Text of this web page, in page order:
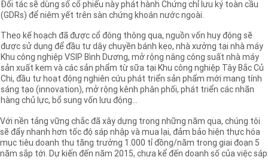
Đối tác sẽ dùng số cổ phiếu này phát hành Chứng chỉ lưu ký toàn cầu
(GDRs) để niêm yết trên sàn chứng khoán nước ngoài.
Theo kế hoạch đã được cổ đông thông qua, nguồn vốn huy động sẽ
được sử dụng để đầu tư dây chuyền bánh kẹo, nhà xưởng tại nhà máy
Khu công nghiệp VSIP Bình Dương, mở rộng nâng công suất nhà máy
sản xuất kem và các sản phẩm từ sữa tại Khu công nghiệp Tây Bắc Củ
Chi, đầu tư hoạt động nghiên cứu phát triển sản phẩm mới mang tính
sáng tạo (innovation), mở rộng kênh phân phối, phát triển các nhãn
hàng chủ lực, bổ sung vốn lưu động…
Với nền tảng vững chắc đã xây dựng trong những năm qua, chúng tôi
sẽ đẩy nhanh hơn tốc độ sáp nhập và mua lại, đảm bảo hiện thực hóa
mục tiêu doanh thu tăng trưởng 1.000 tỉ đồng/năm trong giai đoạn 5
năm sắp tới. Dự kiến đến năm 2015, chưa kể đến doanh số của việc sáp